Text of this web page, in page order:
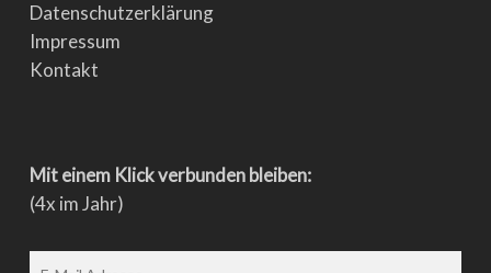
Datenschutzerklärung
Impressum
Kontakt
Mit einem Klick verbunden bleiben:
(4x im Jahr)